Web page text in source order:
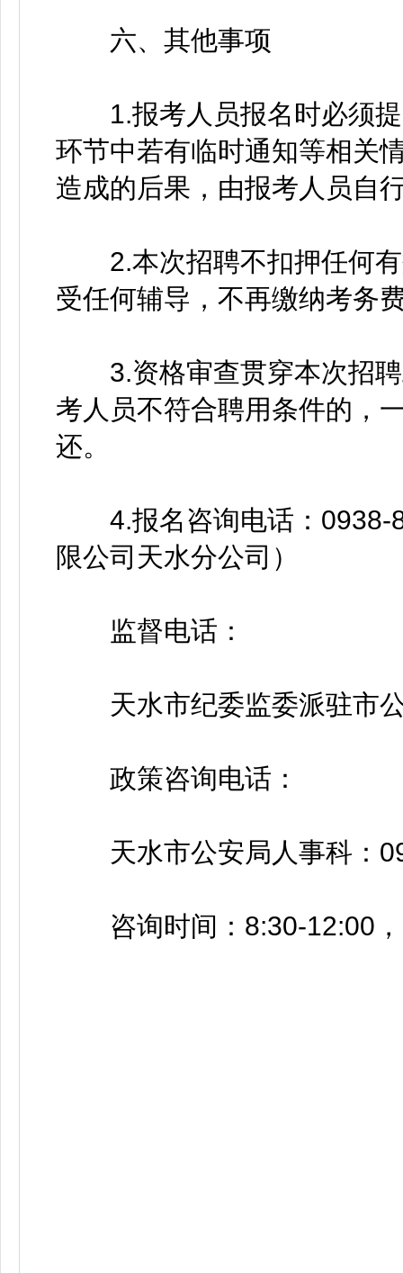
六、其他事项
1.报考人员报名时必须提
环节中若有临时通知等相关
造成的后果，由报考人员自
2.本次招聘不扣押任何有
受任何辅导，不再缴纳考务
3.资格审查贯穿本次招聘
考人员不符合聘用条件的，
还。
4.报名咨询电话：0938-
限公司天水分公司）
监督电话：
天水市纪委监委派驻市公
政策咨询电话：
天水市公安局人事科：
咨询时间：8:30-12:00，